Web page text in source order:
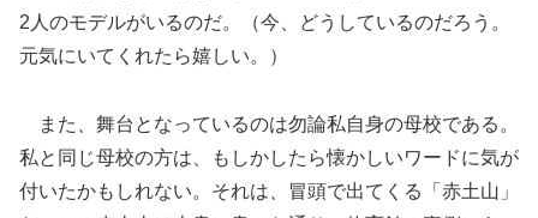
2人のモデルがいるのだ。（今、どうしているのだろう。
元気にいてくれたら嬉しい。）
また、舞台となっているのは勿論私自身の母校である。
私と同じ母校の方は、もしかしたら懐かしいワードに気が
付いたかもしれない。それは、冒頭で出てくる「赤土山」